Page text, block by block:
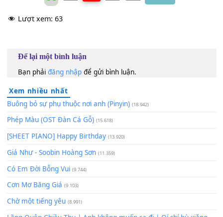
wo yao gei nai quan bu de
ai
rang nai[Gm]tao bu kai ai de si
60
Lượt xem: 63
Để lại một bình luận
Bạn phảiđăng nhậpđể gửi bình luận.
Xem nhiều nhất
Buông bỏ sự phụ thuộc nơi anh (Pinyin)
Phép Màu (OST Đàn Cá Gỗ)
[SHEET PIANO] Happy Birthday